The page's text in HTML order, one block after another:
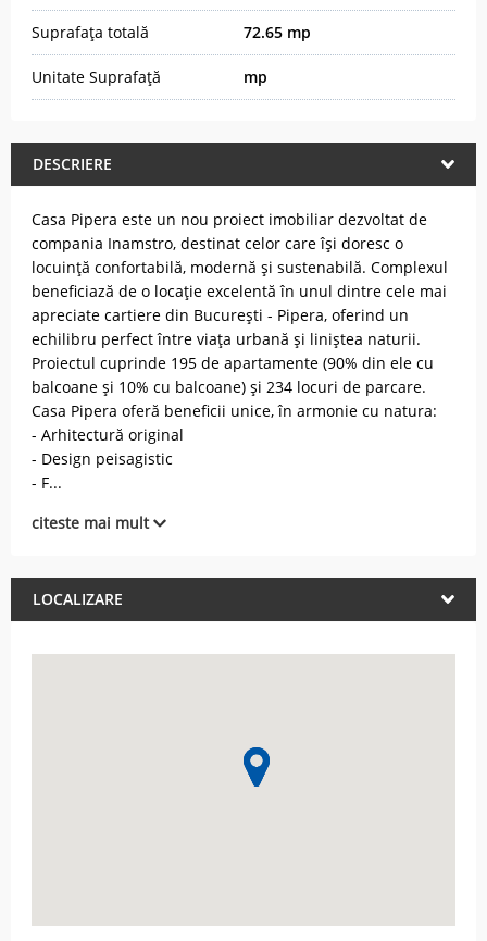
Suprafața totală 72.65 mp
Unitate Suprafață mp
DESCRIERE
Casa Pipera este un nou proiect imobiliar dezvoltat de
compania Inamstro, destinat celor care își doresc o
locuință confortabilă, modernă și sustenabilă. Complexul
beneficiază de o locație excelentă în unul dintre cele mai
apreciate cartiere din București - Pipera, oferind un
echilibru perfect între viața urbană și liniștea naturii.
Proiectul cuprinde 195 de apartamente (90% din ele cu
balcoane și 10% cu balcoane) și 234 locuri de parcare.
Casa Pipera oferă beneficii unice, în armonie cu natura:
- Arhitectură original
- Design peisagistic
- F...
citeste mai mult
LOCALIZARE